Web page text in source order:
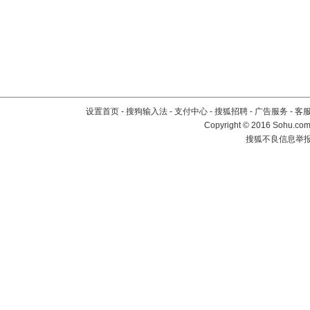
设置首页 - 搜狗输入法 - 支付中心 - 搜狐招聘 - 广告服务 - 客
Copyright©2016
搜狐不良信息举